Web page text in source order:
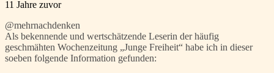
11 Jahre zuvor
@mehrnachdenken
Als bekennende und wertschätzende Leserin der häufig
geschmähten Wochenzeitung „Junge Freiheit“ habe ich in dieser
soeben folgende Information gefunden: